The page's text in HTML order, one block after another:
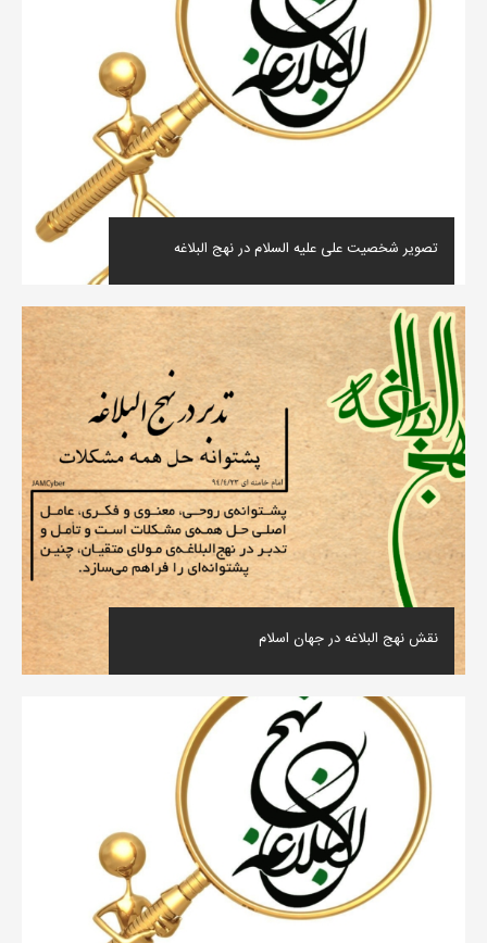
تصویر شخصیت علی علیه السلام در نهج البلاغه
نقش نهج البلاغه در جهان اسلام